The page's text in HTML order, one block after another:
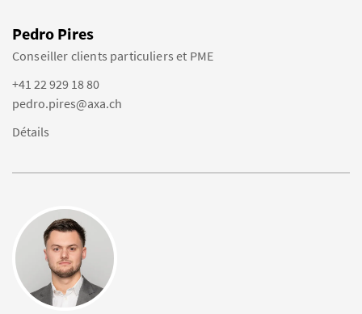
Pedro Pires
Conseiller clients particuliers et PME
+41 22 929 18 80
pedro.pires@axa.ch
Détails